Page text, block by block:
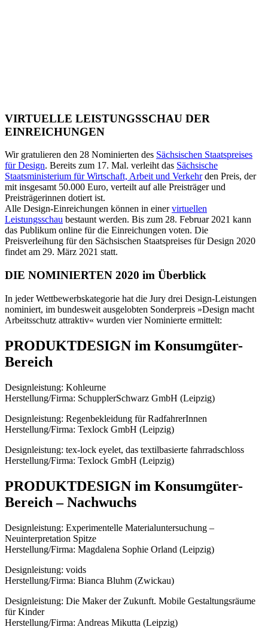
VIRTUELLE LEISTUNGSSCHAU DER
EINREICHUNGEN
Wir gratulieren den 28 Nominierten des Sächsischen Staatspreises
für Design. Bereits zum 17. Mal. verleiht das Sächsische
Staatsministerium für Wirtschaft, Arbeit und Verkehrden Preis, der
mit insgesamt 50.000 Euro, verteilt auf alle Preisträger und
Preisträgerinnen dotiert ist.
Alle Design-Einreichungen können in einervirtuellen
Leistungsschau bestaunt werden. Bis zum 28. Februar 2021 kann
das Publikum online für die Einreichungen voten. Die
Preisverleihung für den Sächsischen Staatspreises für Design 2020
findet am 29. März 2021 statt.
DIE NOMINIERTEN 2020 im Überblick
In jeder Wettbewerbskategorie hat die Jury drei Design-Leistungen
nominiert, im bundesweit ausgelobten Sonderpreis »Design macht
Arbeitsschutz attraktiv« wurden vier Nominierte ermittelt:
PRODUKTDESIGN im Konsumgüter-
Bereich
Designleistung: Kohleurne
Herstellung/Firma: SchupplerSchwarz GmbH (Leipzig)
Designleistung: Regenbekleidung für RadfahrerInnen
Herstellung/Firma: Texlock GmbH (Leipzig)
Designleistung: tex-lock eyelet, das textilbasierte fahrradschloss
Herstellung/Firma: Texlock GmbH (Leipzig)
PRODUKTDESIGN im Konsumgüter-
Bereich – Nachwuchs
Designleistung: Experimentelle Materialuntersuchung –
Neuinterpretation Spitze
Herstellung/Firma: Magdalena Sophie Orland (Leipzig)
Designleistung: voids
Herstellung/Firma: Bianca Bluhm (Zwickau)
Designleistung: Die Maker der Zukunft. Mobile Gestaltungsräume
für Kinder
Herstellung/Firma: Andreas Mikutta (Leipzig)